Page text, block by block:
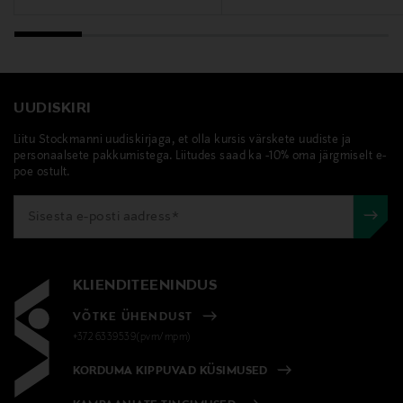
UUDISKIRI
Liitu Stockmanni uudiskirjaga, et olla kursis värskete uudiste ja
personaalsete pakkumistega. Liitudes saad ka -10% oma järgmiselt e-
poe ostult.
KLIENDITEENINDUS
VÕTKE ÜHENDUST
+372 6339539(pvm/mpm)
KORDUMA KIPPUVAD KÜSIMUSED